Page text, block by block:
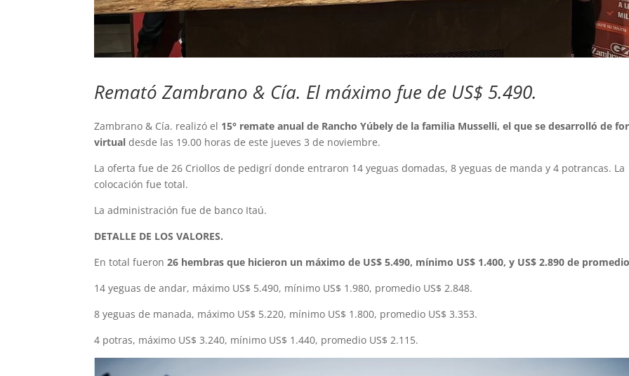
Remató Zambrano & Cía. El máximo fue de US$ 5.490.
Zambrano & Cía. realizó el 15° remate anual de Rancho Yúbely de la familia Musselli, el que se desarrolló de
virtual desde las 19.00 horas de este jueves 3 de noviembre.
La oferta fue de 26 Criollos de pedigrí donde entraron 14 yeguas domadas, 8 yeguas de manda y 4 potrancas. La
colocación fue total.
La administración fue de banco Itaú.
DETALLE DE LOS VALORES.
En total fueron26 hembras que hicieron un máximo de US$ 5.490, mínimo US$ 1.400, y US$ 2.890 de
14 yeguas de andar, máximo US$ 5.490, mínimo US$ 1.980, promedio US$ 2.848.
8 yeguas de manada, máximo US$ 5.220, mínimo US$ 1.800, promedio US$ 3.353.
4 potras, máximo US$ 3.240, mínimo US$ 1.440, promedio US$ 2.115.